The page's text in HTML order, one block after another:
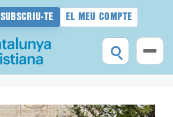
SUBSCRIU-TE EL MEU COMPTE